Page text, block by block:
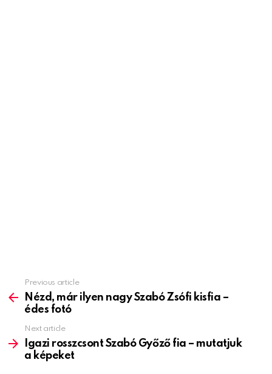
more
Previous article
Nézd, már ilyen nagy Szabó Zsófi kisfia –
édes fotó
Next article
Igazi rosszcsont Szabó Győző fia – mutatjuk
a képeket